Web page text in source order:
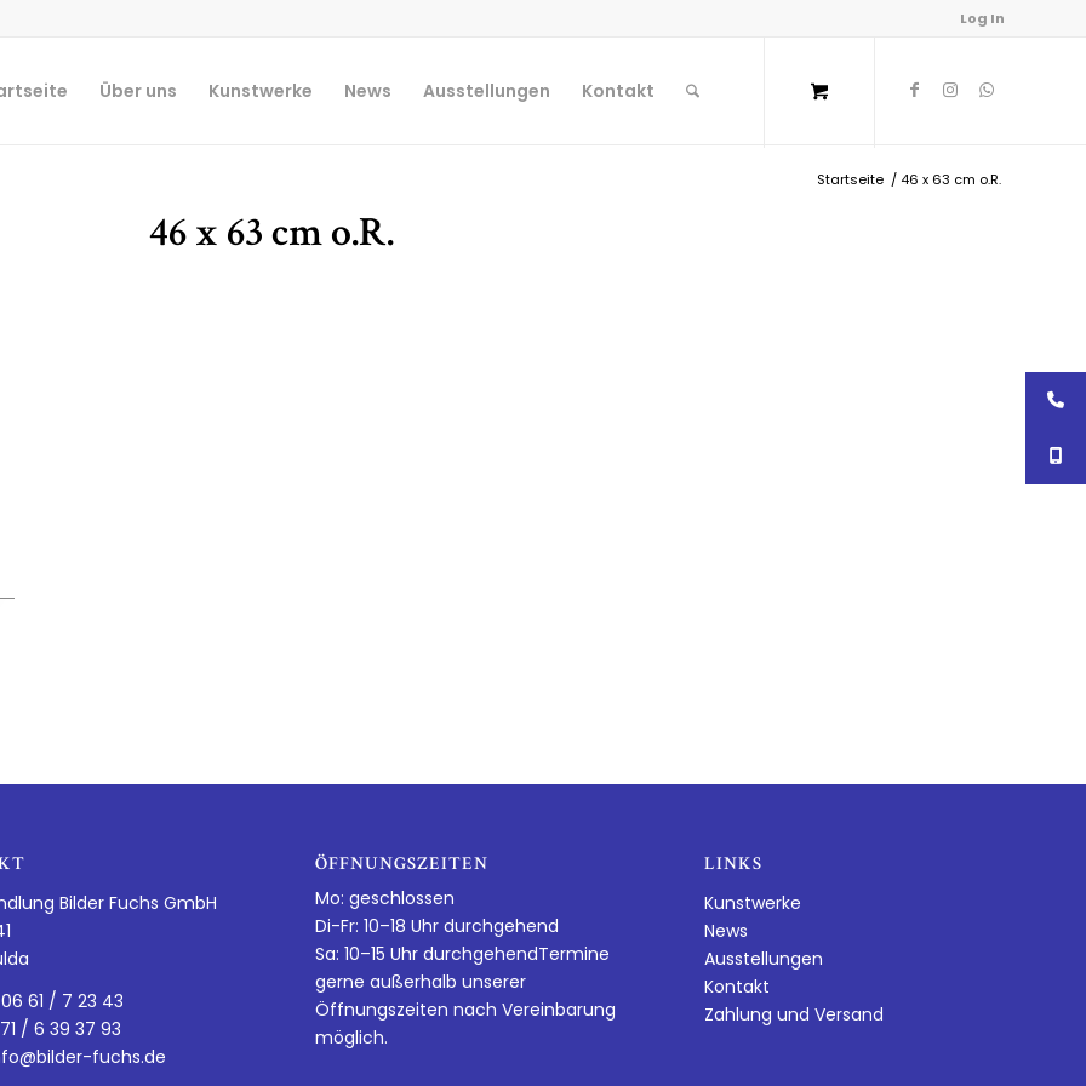
Log In
Über uns Kunstwerke News Ausstellungen Kontakt
Startseite / 46 x 63 cm o.R.
46 x 63 cm o.R.
Bilder Fuchs GmbH
61 / 7 23 43
/ 6 39 37 93
fuchs.de
ÖFFNUNGSZEITEN
Mo: geschlossen
Di-Fr: 10–18 Uhr durchgehend
Sa: 10–15 Uhr durchgehendTermine
gerne außerhalb unserer
Öffnungszeiten nach Vereinbarung
möglich.
LINKS
Kunstwerke
News
Ausstellungen
Kontakt
Zahlung und Versand